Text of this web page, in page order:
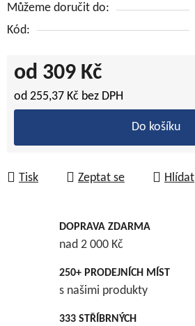
Můžeme doručit do:
Kód:
od 309 Kč
od 255,37 Kč bez DPH
Do košíku
Tisk Zeptat se Hlídat
DOPRAVA ZDARMA
nad 2 000 Kč
250+ PRODEJNÍCH MÍST
s našimi produkty
333 STŘÍBRNÝCH